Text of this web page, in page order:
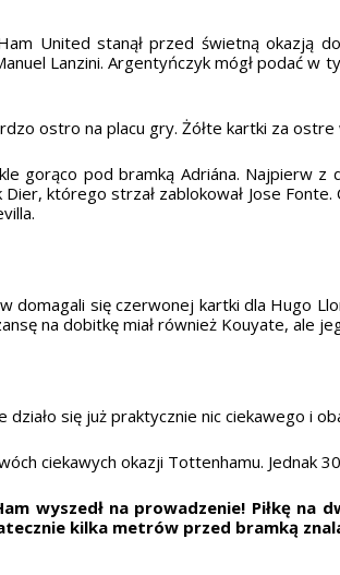
United stanął przed świetną okazją
Lanzini. Argentyńczyk mógł podać
ostro na placu gry. Żółte kartki za
gorąco pod bramką Adriána. Najpierw
Dier, którego strzał zablokował Jose
domagali się czerwonej kartki dla Hugo
na dobitkę miał również Kouyate, ale
działo się już praktycznie nic ciekawego i
ciekawych okazji Tottenhamu. Jednak
wyszedł na prowadzenie! Piłkę
kilka metrów przed bramką